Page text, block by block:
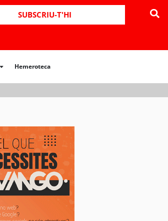
SUBSCRIU-T'HI
Hemeroteca
Hemeroteca